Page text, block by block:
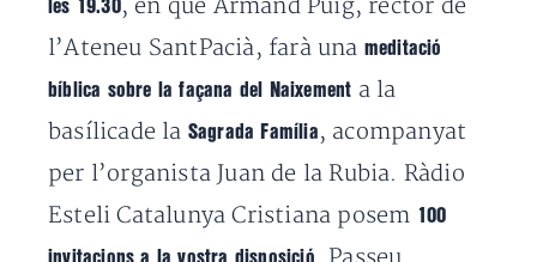
les 19.30, en què Armand Puig, rector de
l’Ateneu SantPacià, farà una meditació
bíblica sobre la façana del Naixement a la
basílicade la Sagrada Família , acompanyat
per l’organista Juan de la Rubia. Ràdio
Esteli Catalunya Cristiana posem 100
invitacions a la vostra disposició